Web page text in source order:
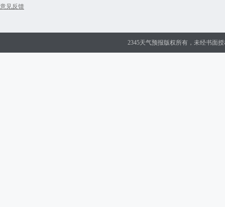
意见反馈
2345天气预报版权所有，未经书面